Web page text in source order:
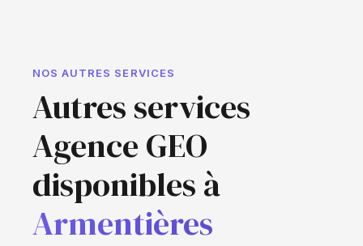
NOS AUTRES SERVICES
Autres services
Agence GEO
disponibles à
Armentières